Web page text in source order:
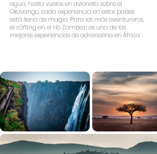
agua, hasta vuelos en avioneta sobre el
Okavango, cada experiencia en estos países
está llena de magia. Para los más aventureros,
el ráfting en el río Zambezi es una de las
mejores experiencias de adrenalina en África.